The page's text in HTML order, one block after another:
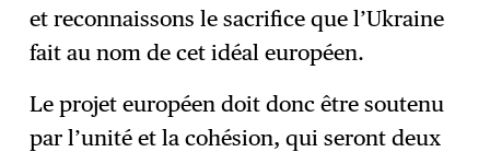
et reconnaissons le sacrifice que l’Ukraine
fait au nom de cet idéal européen.
Le projet européen doit donc être soutenu
par l’unité et la cohésion, qui seront deux